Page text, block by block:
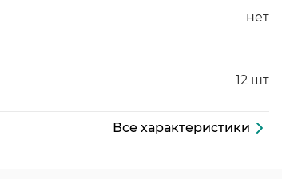
нет
12 шт
Все характеристики